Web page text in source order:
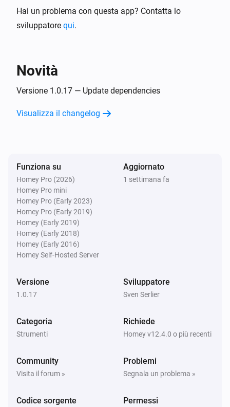
Hai un problema con questa app? Contatta lo
sviluppatore qui.
Novità
Versione 1.0.17 — Update dependencies
Visualizza il changelog
Funziona su
Homey Pro (2026)
Homey Pro mini
Homey Pro (Early 2023)
Homey Pro (Early 2019)
Homey (Early 2019)
Homey (Early 2018)
Homey (Early 2016)
Homey Self-Hosted Server
Aggiornato
1 settimana fa
Versione
1.0.17
Sviluppatore
Sven Serlier
Categoria
Strumenti
Richiede
Homey v12.4.0 o più recenti
Community
Visita il forum »
Problemi
Segnala un problema »
Codice sorgente Permessi